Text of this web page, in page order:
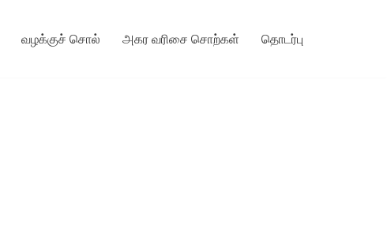
வழக்குச் சொல் அகர வரிசை சொற்கள் தொடர்பு